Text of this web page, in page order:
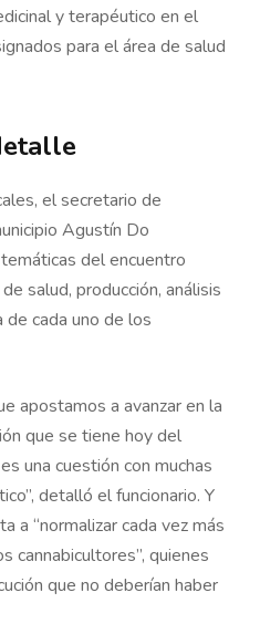
y terapéutico en el
para el área de salud
el secretario de
Agustín Do
del encuentro
salud, producción, análisis
cada uno de los
apostamos a avanzar en la
que se tiene hoy del
una cuestión con muchas
detalló el funcionario. Y
a “normalizar cada vez más
cannabicultores”, quienes
que no deberían haber